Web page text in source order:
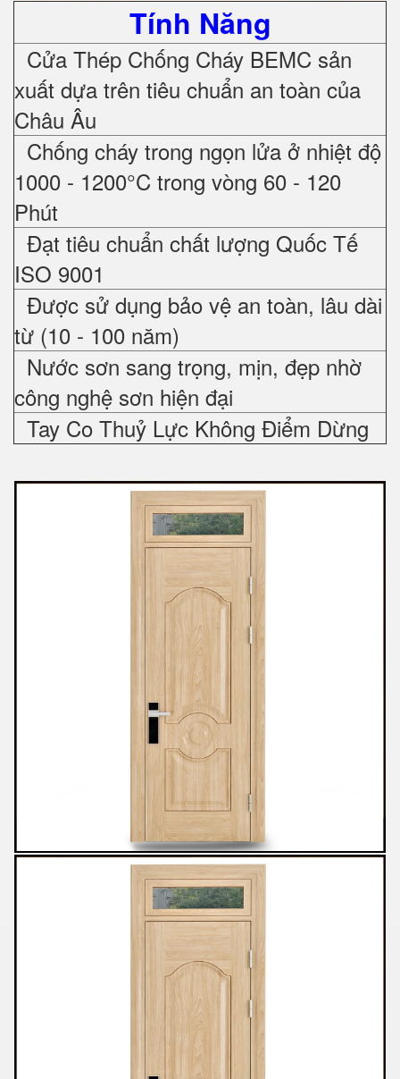
Tính Năng
Cửa Thép Chống Cháy BEMC sản
xuất dựa trên tiêu chuẩn an toàn của
Châu Âu
Chống cháy trong ngọn lửa ở nhiệt độ
1000 - 1200°C trong vòng 60 - 120
Phút
Đạt tiêu chuẩn chất lượng Quốc Tế
ISO 9001
Được sử dụng bảo vệ an toàn, lâu dài
từ (10 - 100 năm)
Nước sơn sang trọng, mịn, đẹp nhờ
công nghệ sơn hiện đại
Tay Co Thuỷ Lực Không Điểm Dừng